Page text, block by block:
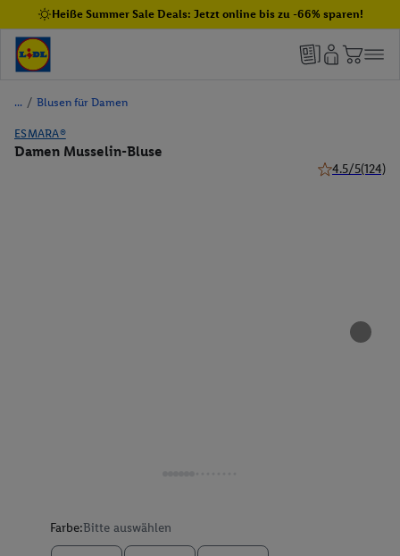
Heiße Summer Sale Deals: Jetzt online bis zu -66% sparen!
/ Blusen für Damen
ESMARA®
Damen Musselin-Bluse
4.5/5(124)
Farbe:Bitte auswählen